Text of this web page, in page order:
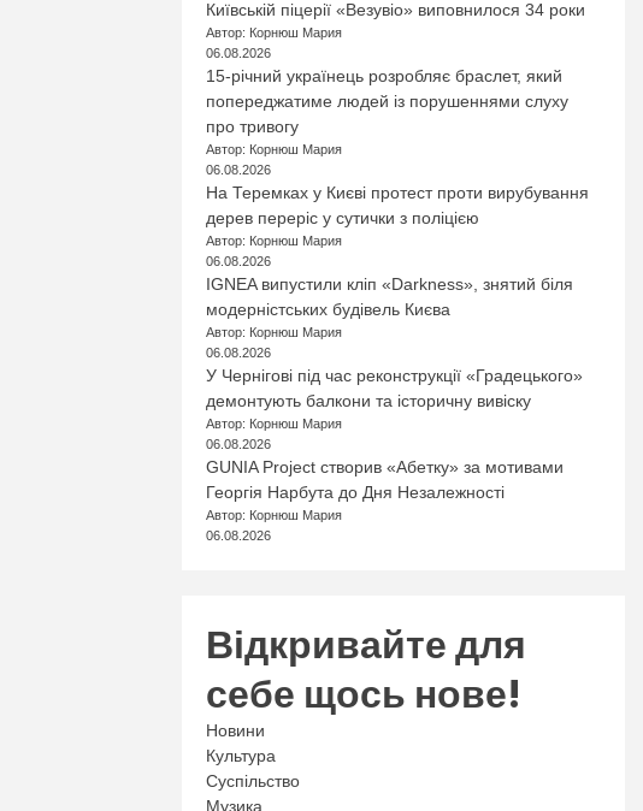
Київській піцерії «Везувіо» виповнилося 34 роки
Автор: Корнюш Мария
06.08.2026
15-річний українець розробляє браслет, який
попереджатиме людей із порушеннями слуху
про тривогу
Автор: Корнюш Мария
06.08.2026
На Теремках у Києві протест проти вирубування
дерев переріс у сутички з поліцією
Автор: Корнюш Мария
06.08.2026
IGNEA випустили кліп «Darkness», знятий біля
модерністських будівель Києва
Автор: Корнюш Мария
06.08.2026
У Чернігові під час реконструкції «Градецького»
демонтують балкони та історичну вивіску
Автор: Корнюш Мария
06.08.2026
GUNIA Project створив «Абетку» за мотивами
Георгія Нарбута до Дня Незалежності
Автор: Корнюш Мария
06.08.2026
Відкривайте для
себе щось нове!
Новини
Культура
Суспільство
Музика